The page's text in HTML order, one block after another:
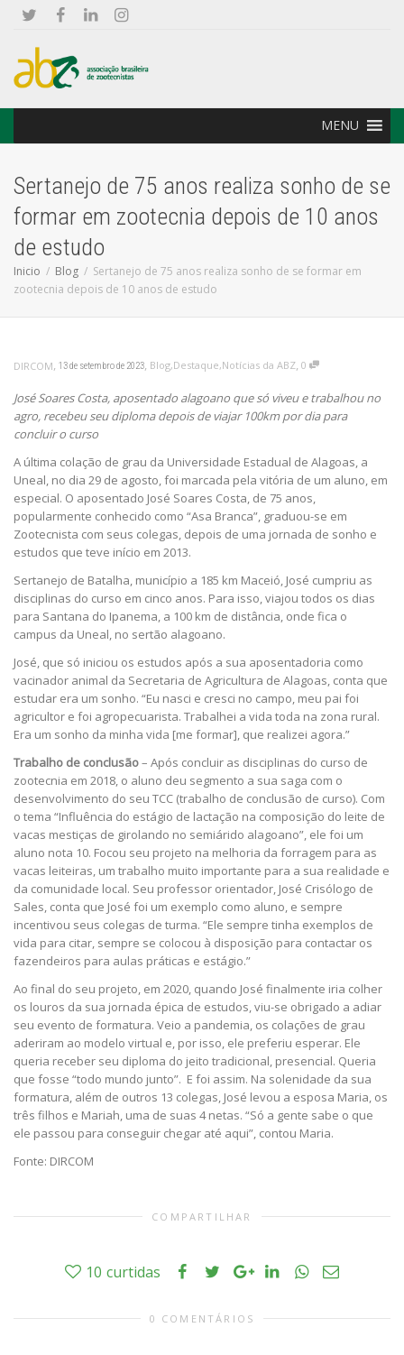
MENU
Sertanejo de 75 anos realiza sonho de se
formar em zootecnia depois de 10 anos
de estudo
Inicio Blog
Sertanejo de 75 anos realiza sonho de se formar em
zootecnia depois de 10 anos de estudo
DIRCOM, 13 de setembro de 2023, Blog,Destaque,Notícias da ABZ, 0
José Soares Costa, aposentado alagoano que só viveu e trabalhou no
agro, recebeu seu diploma depois de viajar 100km por dia para
concluir o curso
A última colação de grau da Universidade Estadual de Alagoas, a
Uneal, no dia 29 de agosto, foi marcada pela vitória de um aluno, em
especial. O aposentado José Soares Costa, de 75 anos,
popularmente conhecido como “Asa Branca”, graduou-se em
Zootecnista com seus colegas, depois de uma jornada de sonho e
estudos que teve início em 2013.
Sertanejo de Batalha, município a 185 km Maceió, José cumpriu as
disciplinas do curso em cinco anos. Para isso, viajou todos os dias
para Santana do Ipanema, a 100 km de distância, onde fica o
campus da Uneal, no sertão alagoano.
José, que só iniciou os estudos após a sua aposentadoria como
vacinador animal da Secretaria de Agricultura de Alagoas, conta que
estudar era um sonho. “Eu nasci e cresci no campo, meu pai foi
agricultor e foi agropecuarista. Trabalhei a vida toda na zona rural.
Era um sonho da minha vida [me formar], que realizei agora.”
Trabalho de conclusão– Após concluir as disciplinas do curso de
zootecnia em 2018, o aluno deu segmento a sua saga com o
desenvolvimento do seu TCC (trabalho de conclusão de curso). Com
o tema “Influência do estágio de lactação na composição do leite de
vacas mestiças de girolando no semiárido alagoano”, ele foi um
aluno nota 10. Focou seu projeto na melhoria da forragem para as
vacas leiteiras, um trabalho muito importante para a sua realidade e
da comunidade local. Seu professor orientador, José Crisólogo de
Sales, conta que José foi um exemplo como aluno, e sempre
incentivou seus colegas de turma. “Ele sempre tinha exemplos de
vida para citar, sempre se colocou à disposição para contactar os
fazendeiros para aulas práticas e estágio.”
Ao final do seu projeto, em 2020, quando José finalmente iria colher
os louros da sua jornada épica de estudos, viu-se obrigado a adiar
seu evento de formatura. Veio a pandemia, os colações de grau
aderiram ao modelo virtual e, por isso, ele preferiu esperar. Ele
queria receber seu diploma do jeito tradicional, presencial. Queria
que fosse “todo mundo junto”. E foi assim. Na solenidade da sua
formatura, além de outros 13 colegas, José levou a esposa Maria, os
três filhos e Mariah, uma de suas 4 netas. “Só a gente sabe o que
ele passou para conseguir chegar até aqui”, contou Maria.
Fonte: DIRCOM
COMPARTILHAR
10 curtidas
0 COMENTÁRIOS